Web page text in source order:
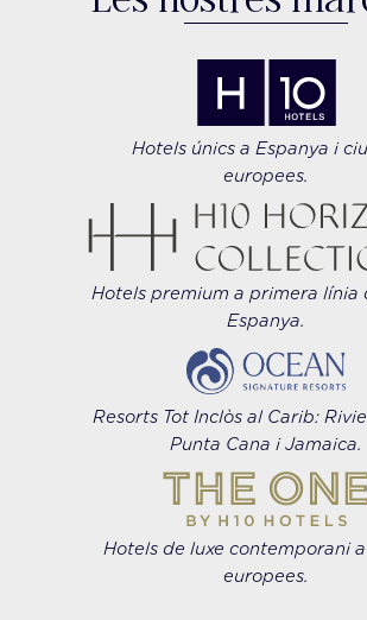
Hotels únics a Espanya i
europees.
Hotels premium a primera línia
Espanya.
Resorts Tot Inclòs al Carib:
Punta Cana i Jamaica.
Hotels de luxe contemporani
europees.